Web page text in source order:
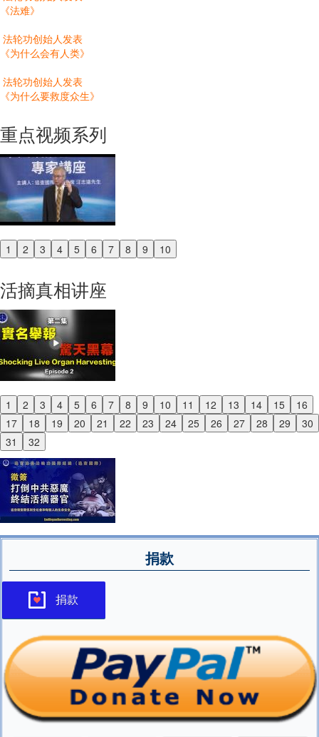
《法难》
法轮功创始人发表
《为什么会有人类》
法轮功创始人发表
《为什么要救度众生》
重点视频系列
1 2 3 4 5 6 7 8 9 10
Previous
活摘真相讲座
1 2 3 4 5 6 7 8 9 10 11 12 13 14 15
16
17
18 19 20 21 22 23 24 25 26 27 28 29
30
31
32
Previous
Next
捐款
捐款